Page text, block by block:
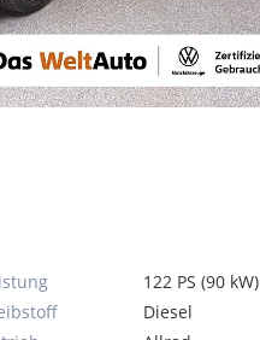
122 PS (90 kW)
Diesel